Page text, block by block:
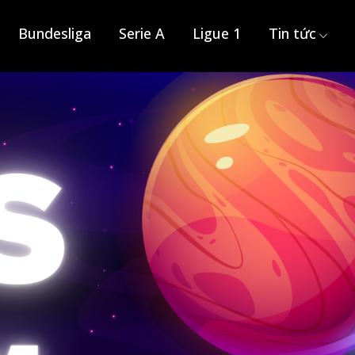
Bundesliga Serie A Ligue 1 Tin tức